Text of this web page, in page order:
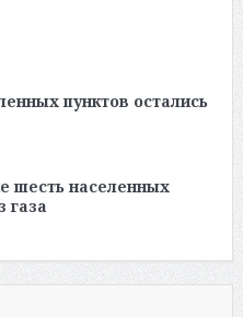
пунктов остались
шесть населенных
газа